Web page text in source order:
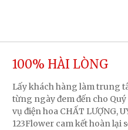
100% HÀI LÒNG
Lấy khách hàng làm trung
từng ngày đem đến cho
vụ điện hoa CHẤT LƯỢNG,
123Flower cam kết hoàn lại